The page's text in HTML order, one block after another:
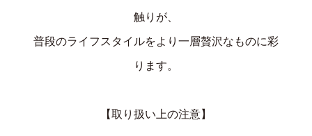
触りが、
普段のライフスタイルをより一層贅沢なものに彩
ります。
【取り扱い上の注意】